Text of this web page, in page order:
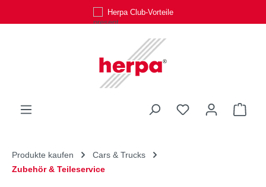
Zum Hauptinhalt springenHerpa Club-Vorteile
Du hast 0
Produkte kaufen
Cars & Trucks
Zubehör & Teileservice